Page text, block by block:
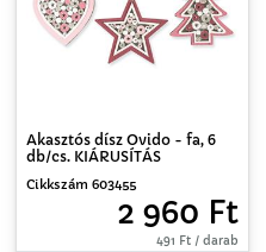
Akasztós dísz Ovido - fa, 6
db/cs. KIÁRUSÍTÁS
Cikkszám 603455
2 960 Ft
491 Ft / darab